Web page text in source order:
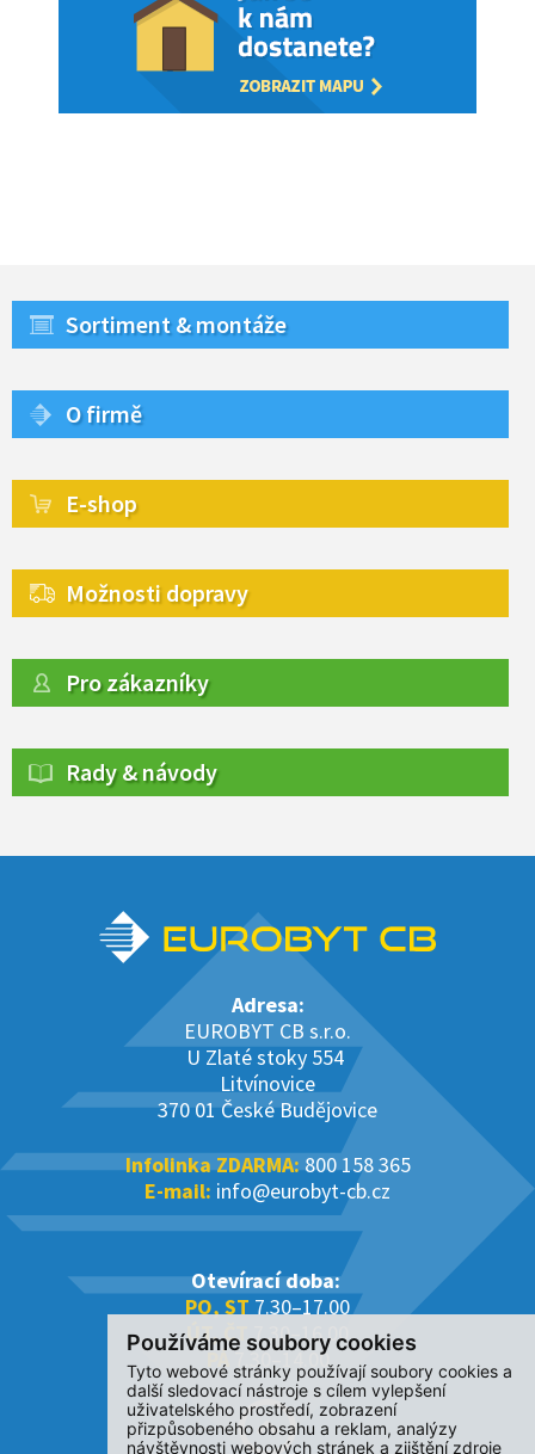
Používáme soubory cookies
Tyto webové stránky používají soubory cookies a
další sledovací nástroje s cílem vylepšení
uživatelského prostředí, zobrazení
přizpůsobeného obsahu a reklam, analýzy
návštěvnosti webových stránek a zjištění zdroje
Sortiment & montáže
O firmě
E-shop
Možnosti dopravy
Pro zákazníky
Rady & návody
Adresa:
EUROBYT CB s.r.o.
U Zlaté stoky 554
Litvínovice
370 01 České Budějovice
Infolinka ZDARMA:800 158 365
E-mail: info@eurobyt-cb.cz
Otevírací doba:
PO, ST 7.30–17.00
ÚT, ČT7.30–16.00
PÁ7.30–14.00